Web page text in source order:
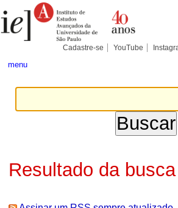
para
conteúdo.
Pessoais
Cadastre-se YouTube
menu
Resultado da busca